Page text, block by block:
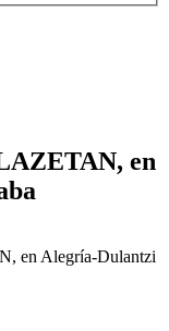
en
en Alegría-Dulantzi